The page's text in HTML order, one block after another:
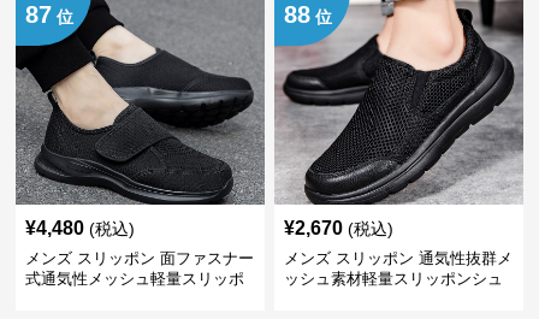
87 位
¥4,480 (税込)
メンズ スリッポン 面ファスナー
式通気性メッシュ軽量スリッポ
88 位
¥2,670 (税込)
メンズ スリッポン 通気性抜群メ
ッシュ素材軽量スリッポンシュ